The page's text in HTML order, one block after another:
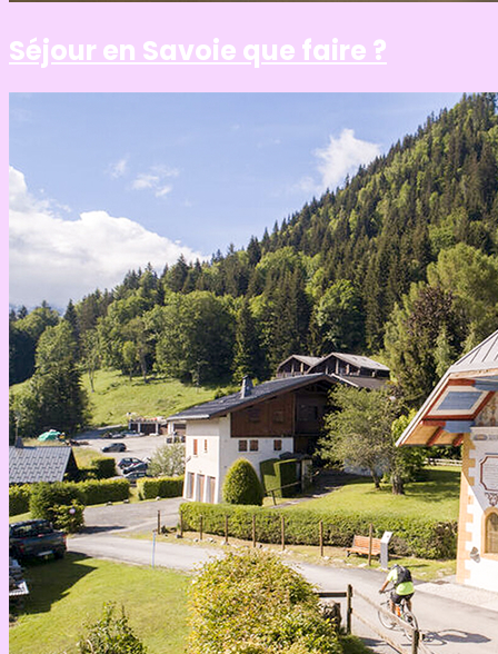
Séjour en Savoie que faire ?